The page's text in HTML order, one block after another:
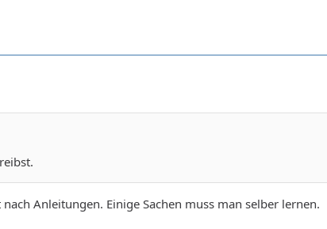
Anleitungen. Einige Sachen muss man selber lernen.